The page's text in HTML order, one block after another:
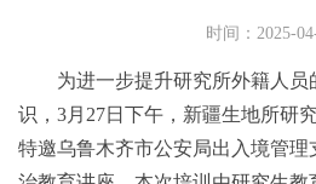
时间：2025-
为进一步提升研究所外籍人
识，3月27日下午，新疆生地所研
特邀乌鲁木齐市公安局出入境管